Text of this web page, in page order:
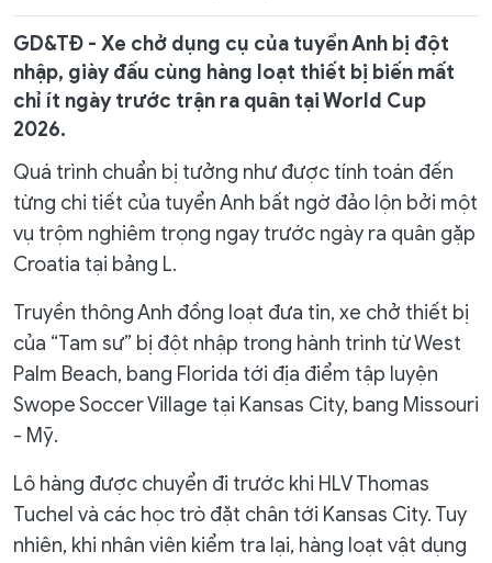
GD&TĐ - Xe chở dụng cụ của tuyển Anh bị đột
nhập, giày đấu cùng hàng loạt thiết bị biến mất
chỉ ít ngày trước trận ra quân tại World Cup
2026.
Quá trình chuẩn bị tưởng như được tính toán đến
từng chi tiết của tuyển Anh bất ngờ đảo lộn bởi một
vụ trộm nghiêm trọng ngay trước ngày ra quân gặp
Croatia tại bảng L.
Truyền thông Anh đồng loạt đưa tin, xe chở thiết bị
của “Tam sư” bị đột nhập trong hành trình từ West
Palm Beach, bang Florida tới địa điểm tập luyện
Swope Soccer Village tại Kansas City, bang Missouri
- Mỹ.
Lô hàng được chuyển đi trước khi HLV Thomas
Tuchel và các học trò đặt chân tới Kansas City. Tuy
nhiên, khi nhân viên kiểm tra lại, hàng loạt vật dụng